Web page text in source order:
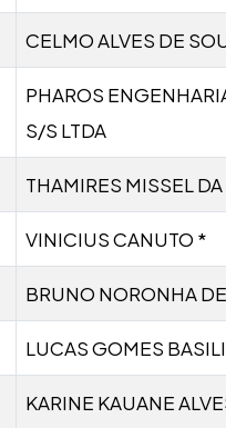
CELMO ALVES DE
PHAROS
S/S LTDA
THAMIRES MISSEL
VINICIUS CANUTO *
BRUNO NORONHA
LUCAS GOMES
KARINE KAUANE